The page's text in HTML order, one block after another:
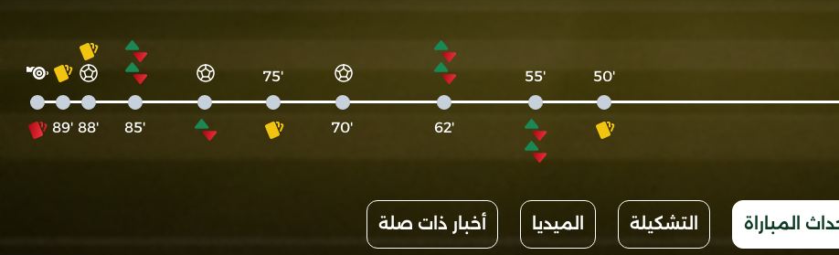
'50
'55
'62
'70
'75
'85
'88
'89
المباراة التشكيلة الميديا أخبار ذات صلة